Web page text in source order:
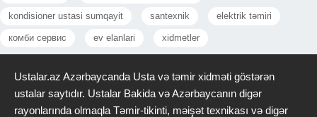
kondisioner ustasi sumqayit santexnik elektrik təmiri
комби сервис ev elanlari xidmetler
Ustalar.az Azərbaycanda Usta və təmir xidməti göstərən
ustalar saytıdır. Ustalar Bakida və Azərbaycanın digər
rayonlarında olmaqla Təmir-tikinti, məişət texnikası və digər